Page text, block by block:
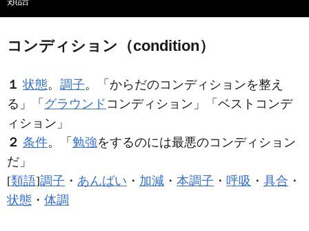
コンディション（condition）
１ 状態。 調子。「からだのコンディションを整え
る」「 グラウンド コンディション 」「ベスト コンデ
ィション 」
２ 条件。「 勉強をするのには最悪のコンディション
だ」
[類語]調子 ・ あんばい ・ 加減 ・ 本調子 ・ 呼吸 ・ 具合 ・
状態 ・ 体調